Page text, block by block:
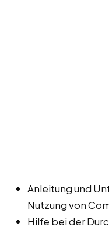
Anleitung und
Nutzung von
Hilfe bei der